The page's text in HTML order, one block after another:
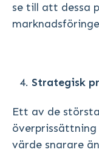
se till att dessa
Strategisk
Ett av de
värde snarare